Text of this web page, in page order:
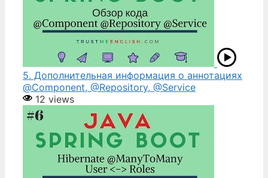
5. Дополнительная информация о аннотациях
@Component, @Repository, @Service
12 views